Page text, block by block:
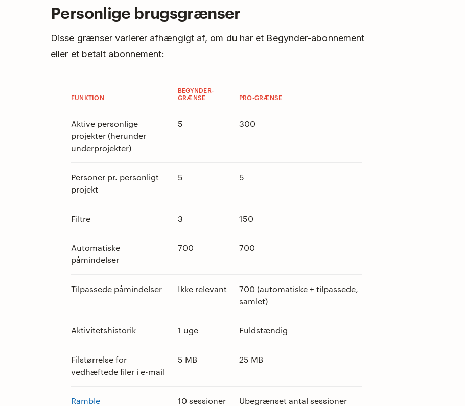
Personlige brugsgrænser
Disse grænser varierer afhængigt af, om du har et Begynder-abonnement
eller et betalt abonnement:
FUNKTION
BEGYNDER-
GRÆNSE PRO-GRÆNSE
Aktive personlige
projekter (herunder
underprojekter)
5 300
Personer pr. personligt
projekt
5 5
Filtre 3 150
Automatiske
påmindelser
700 700
Tilpassede påmindelser Ikke relevant
700 (automatiske + tilpassede,
samlet)
Aktivitetshistorik 1 uge Fuldstændig
Filstørrelse for
vedhæftede filer i e-mail
5 MB 25 MB
Ramble 10 sessioner Ubegrænset antal sessioner